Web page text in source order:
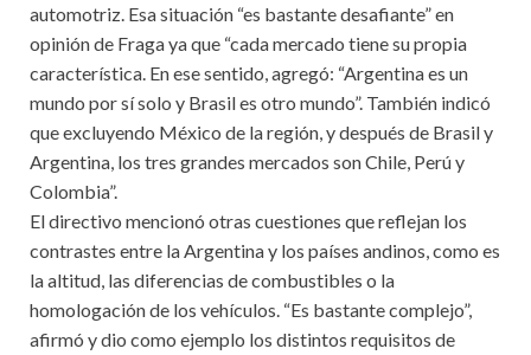
automotriz. Esa situación “es bastante desafiante” en
opinión de Fraga ya que “cada mercado tiene su propia
característica. En ese sentido, agregó: “Argentina es un
mundo por sí solo y Brasil es otro mundo”. También indicó
que excluyendo México de la región, y después de Brasil y
Argentina, los tres grandes mercados son Chile, Perú y
Colombia”.
El directivo mencionó otras cuestiones que reflejan los
contrastes entre la Argentina y los países andinos, como es
la altitud, las diferencias de combustibles o la
homologación de los vehículos. “Es bastante complejo”,
afirmó y dio como ejemplo los distintos requisitos de